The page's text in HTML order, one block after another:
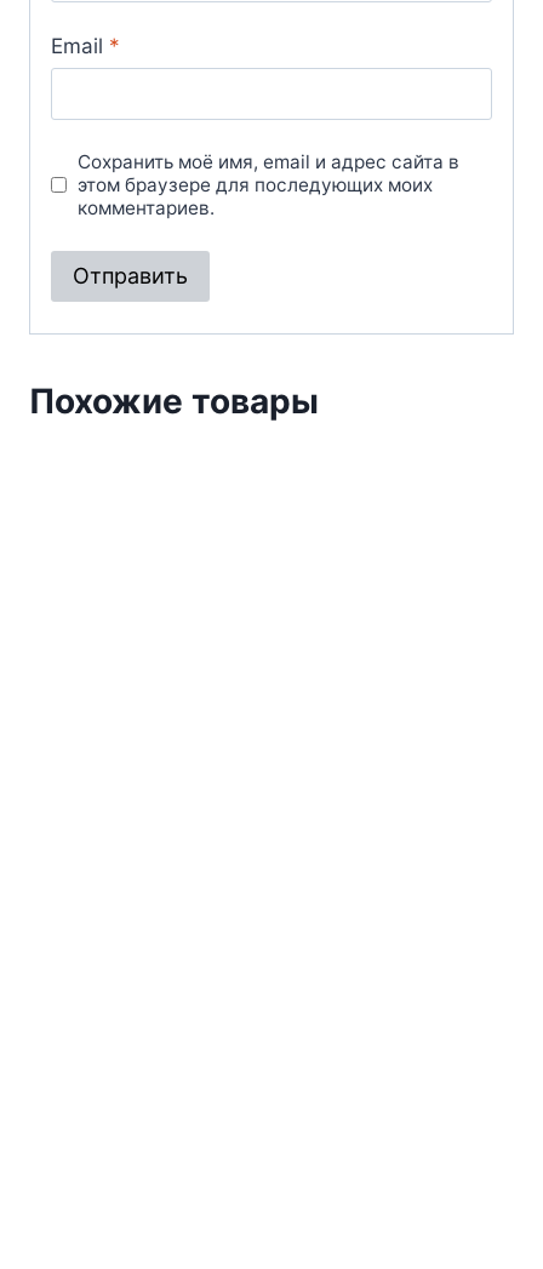
Email *
Сохранить моё имя, email и адрес сайта в
этом браузере для последующих моих
комментариев.
Похожие товары